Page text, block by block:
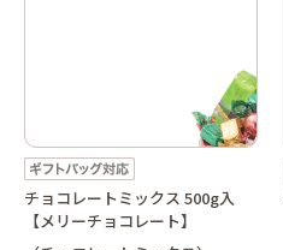
チョコレートミックス 500g入
【メリーチョコレート】